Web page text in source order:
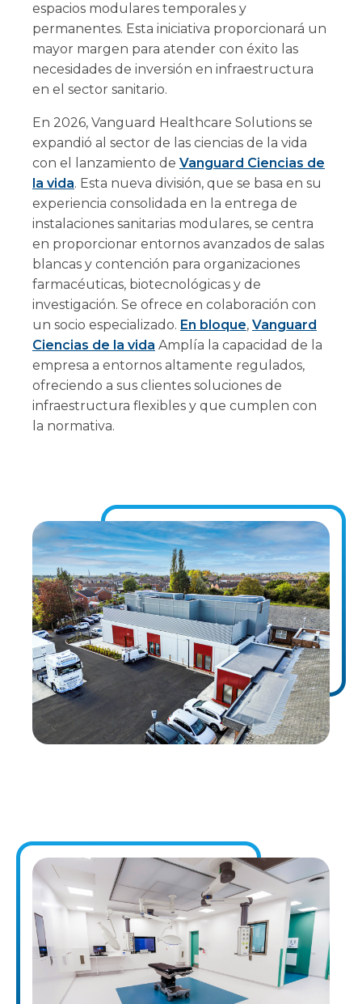
espacios modulares temporales y
permanentes. Esta iniciativa proporcionará un
mayor margen para atender con éxito las
necesidades de inversión en infraestructura
en el sector sanitario.
En 2026, Vanguard Healthcare Solutions se
expandió al sector de las ciencias de la vida
con el lanzamiento de Vanguard Ciencias de
la vida. Esta nueva división, que se basa en su
experiencia consolidada en la entrega de
instalaciones sanitarias modulares, se centra
en proporcionar entornos avanzados de salas
blancas y contención para organizaciones
farmacéuticas, biotecnológicas y de
investigación. Se ofrece en colaboración con
un socio especializado. En bloque, Vanguard
Ciencias de la vida Amplía la capacidad de la
empresa a entornos altamente regulados,
ofreciendo a sus clientes soluciones de
infraestructura flexibles y que cumplen con
la normativa.